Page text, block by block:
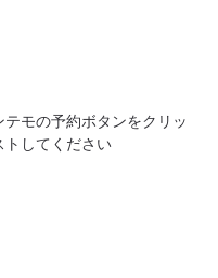
モの予約ボタンをクリッ
してください